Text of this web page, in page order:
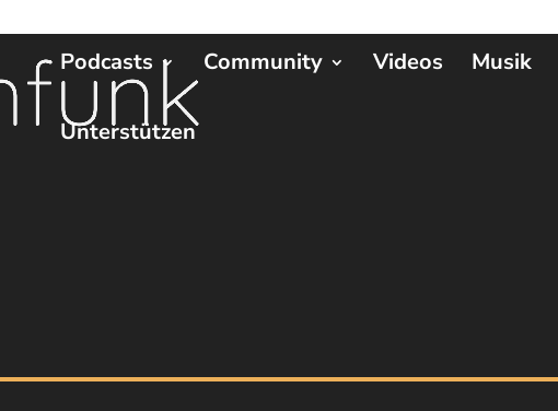
Podcasts Community Videos Musik
Unterstützen